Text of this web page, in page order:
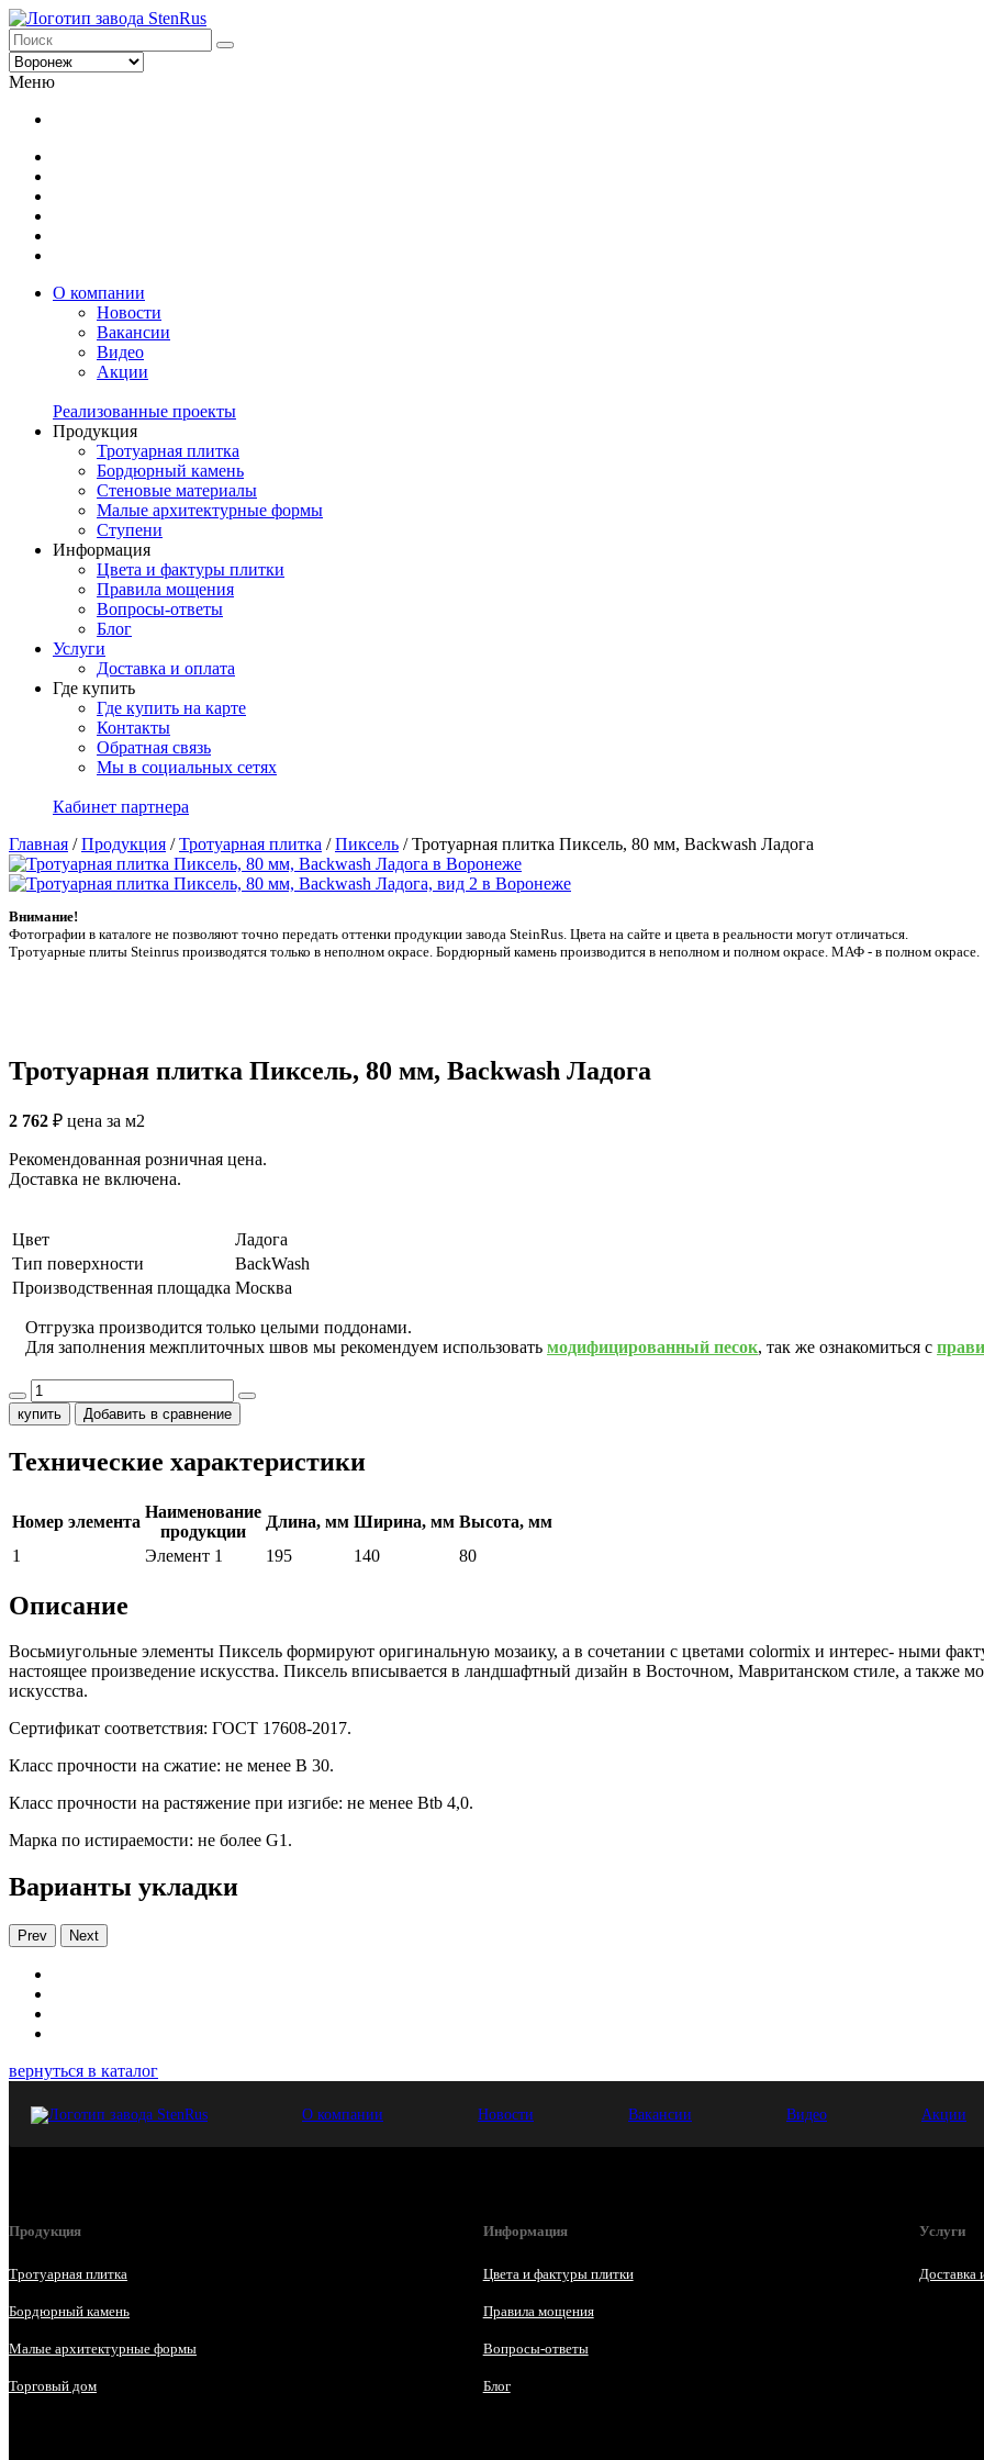
Меню
О компании
Новости
Вакансии
Видео
Акции
Реализованные проекты
Продукция
Тротуарная плитка
Бордюрный камень
Стеновые материалы
Малые архитектурные формы
Ступени
Информация
Цвета и фактуры плитки
Правила мощения
Вопросы-ответы
Блог
Услуги
Доставка и оплата
Где купить
Где купить на карте
Контакты
Обратная связь
Мы в социальных сетях
Кабинет партнера
Главная /Продукция /Тротуарная плитка /Пиксель /Тротуарная плитка Пиксель, 80 мм, Backwash Ладога
Внимание!
Фотографии в каталоге не позволяют точно передать оттенки продукции заводa SteinRus. Цвета на сайте и цвета в реальности могут отличаться.
Тротуарные плиты Steinrus производятся только в неполном окрасе. Бордюрный камень производится в неполном и полном окрасе. МАФ - в полном окрасе.
Тротуарная плитка Пиксель, 80 мм, Backwash Ладога
2 762 ₽ цена за м2
Рекомендованная розничная цена.
Доставка не включена.
Цвет
Ладога
Тип поверхности
BackWash
Производственная площадка Москва
Отгрузка производится только целыми поддонами.
Для заполнения межплиточных швов мы рекомендуем использовать модифицированный песок, так же ознакомиться с
купить Добавить в сравнение
Технические характеристики
Номер элемента
Наименование
продукции
Длина, мм Ширина, мм Высота, мм
1
Элемент 1 195 140 80
Описание
Восьмиугольные элементы Пиксель формируют оригинальную мозаику, а в сочетании с цветами colormix и интерес- ными
настоящее произведение искусства. Пиксель вписывается в ландшафтный дизайн в Восточном, Мавританском стиле, а также
искусства.
Сертификат соответствия: ГОСТ 17608-2017.
Класс прочности на сжатие: не менее В 30.
Класс прочности на растяжение при изгибе: не менее Вtb 4,0.
Марка по истираемости: не более G1.
Варианты укладки
Prev Next
вернуться в каталог
О компании Новости Вакансии Видео Акции
Продукция
Тротуарная плитка
Бордюрный камень
Малые архитектурные формы
Торговый дом
Информация
Цвета и фактуры плитки
Правила мощения
Вопросы-ответы
Блог
Услуги
Доставка